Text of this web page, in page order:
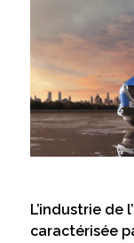
L’industrie de
caractérisée